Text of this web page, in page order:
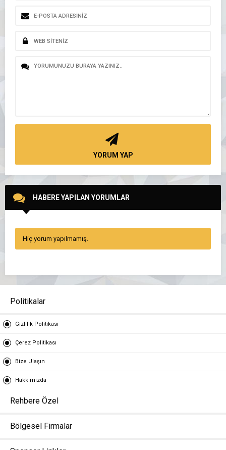
YORUM YAP
HABERE YAPILAN YORUMLAR
Hiç yorum yapılmamış.
Politikalar
Gizlilik Politikası
Çerez Politikası
Bize Ulaşın
Hakkımızda
Rehbere Özel
Bölgesel Firmalar